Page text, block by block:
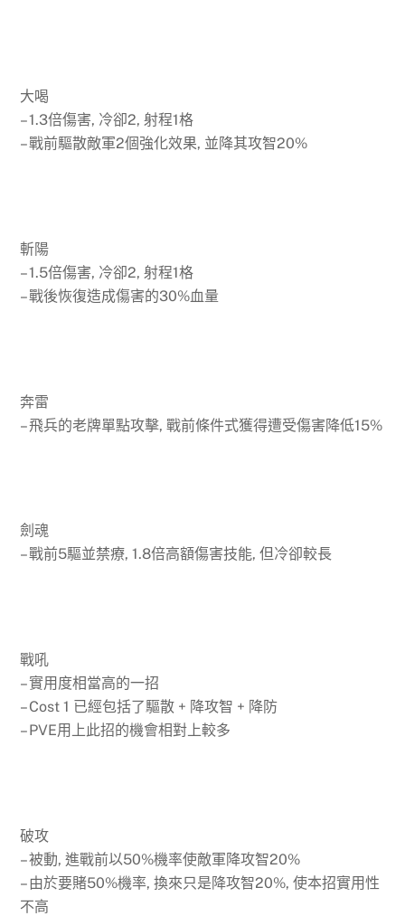
大喝
– 1.3倍傷害, 冷卻2, 射程1格
– 戰前驅散敵軍2個強化效果, 並降其攻智20%
斬陽
– 1.5倍傷害, 冷卻2, 射程1格
– 戰後恢復造成傷害的30%血量
奔雷
– 飛兵的老牌單點攻擊, 戰前條件式獲得遭受傷害降低15%
劍魂
– 戰前5驅並禁療, 1.8倍高額傷害技能, 但冷卻較長
戰吼
– 實用度相當高的一招
– Cost 1 已經包括了驅散 + 降攻智 + 降防
– PVE用上此招的機會相對上較多
破攻
– 被動, 進戰前以50%機率使敵軍降攻智20%
– 由於要賭50%機率, 換來只是降攻智20%, 使本招實用性
不高